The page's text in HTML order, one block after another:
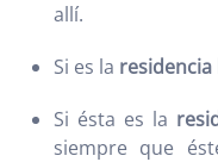
allí.
Si es la
Si ésta es la
siempre que